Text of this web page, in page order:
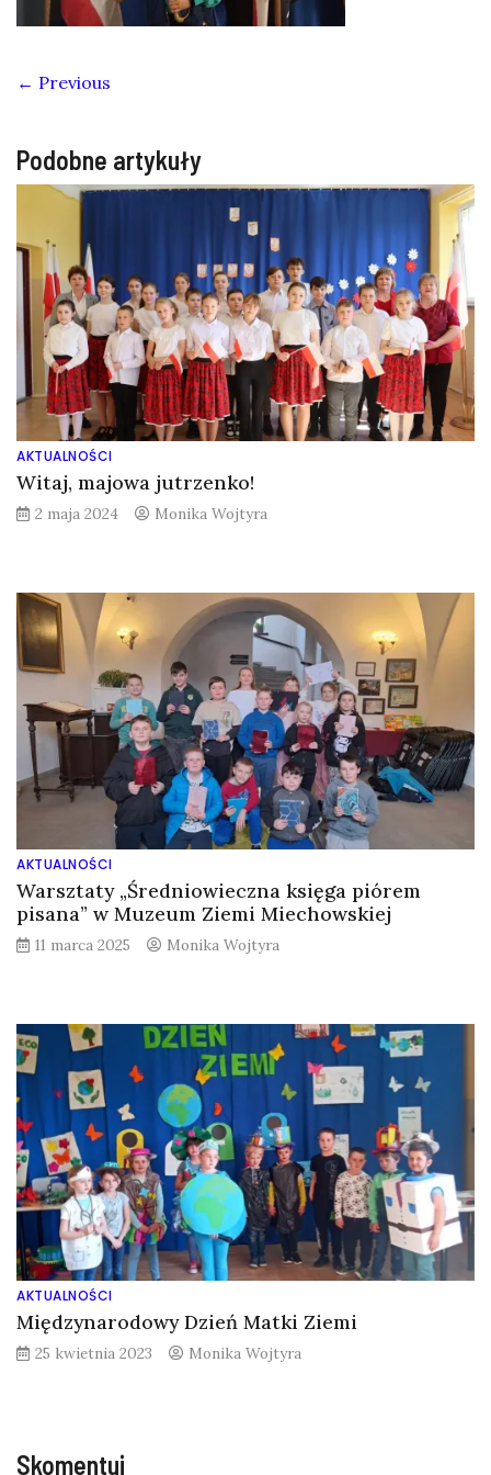
← Previous
Podobne artykuły
AKTUALNOŚCI
Witaj, majowa jutrzenko!
2 maja 2024 Monika Wojtyra
AKTUALNOŚCI
Warsztaty „Średniowieczna księga piórem
pisana” w Muzeum Ziemi Miechowskiej
11 marca 2025 Monika Wojtyra
AKTUALNOŚCI
Międzynarodowy Dzień Matki Ziemi
25 kwietnia 2023 Monika Wojtyra
Skomentuj